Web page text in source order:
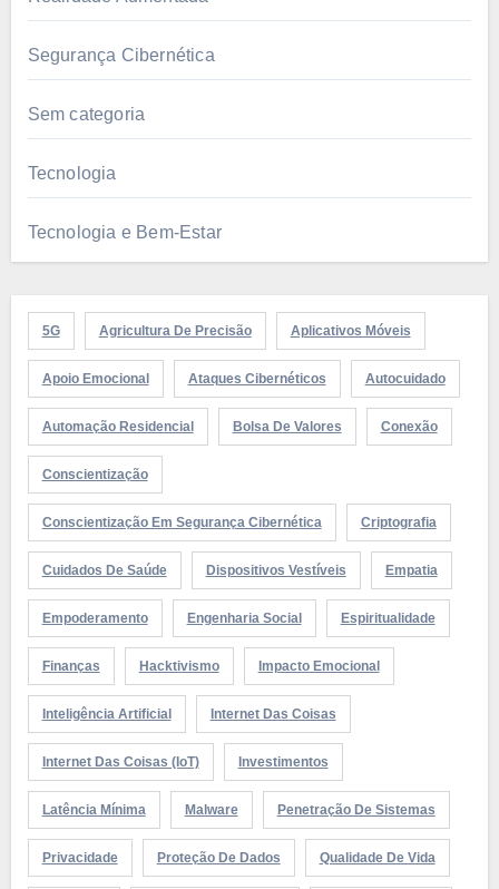
Segurança Cibernética
Sem categoria
Tecnologia
Tecnologia e Bem-Estar
5G Agricultura De Precisão Aplicativos Móveis
Apoio Emocional Ataques Cibernéticos Autocuidado
Automação Residencial Bolsa De Valores Conexão
Conscientização
Conscientização Em Segurança Cibernética Criptografia
Cuidados De Saúde Dispositivos Vestíveis Empatia
Empoderamento Engenharia Social Espiritualidade
Finanças Hacktivismo Impacto Emocional
Inteligência Artificial Internet Das Coisas
Internet Das Coisas (IoT) Investimentos
Latência Mínima Malware Penetração De Sistemas
Privacidade Proteção De Dados Qualidade De Vida